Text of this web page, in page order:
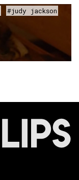
#judy jackson